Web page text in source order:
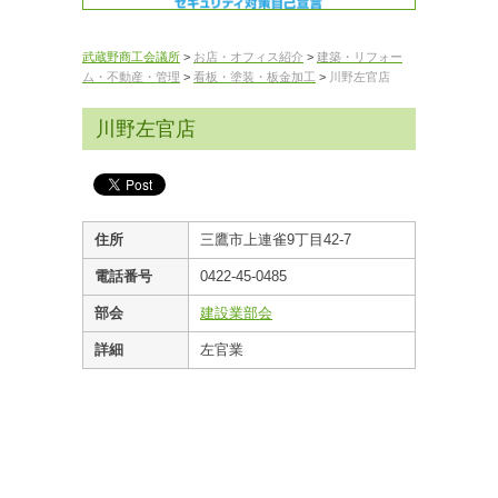
武蔵野商工会議所 > お店・オフィス紹介 > 建築・リフォー
ム・不動産・管理 > 看板・塗装・板金加工 > 川野左官店
川野左官店
住所 三鷹市上連雀9丁目42-7
電話番号 0422-45-0485
部会 建設業部会
詳細 左官業